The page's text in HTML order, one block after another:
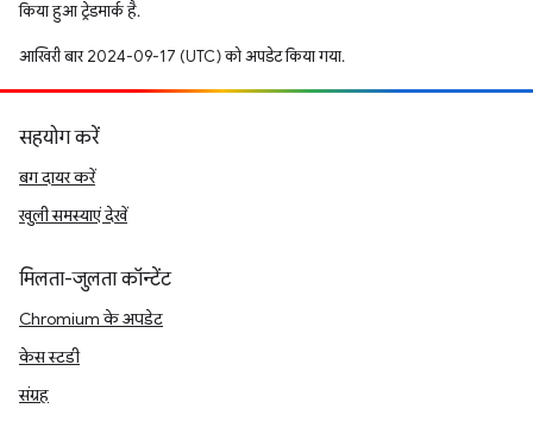
किया हुआ ट्रेडमार्क है.
आखिरी बार 2024-09-17 (UTC) को अपडेट किया गया.
सहयोग करें
बग दायर करें
खुली समस्याएं देखें
मिलता-जुलता कॉन्टेंट
Chromium के अपडेट
केस स्टडी
संग्रह